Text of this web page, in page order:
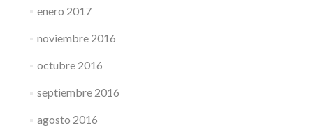
enero 2017
noviembre 2016
octubre 2016
septiembre 2016
agosto 2016